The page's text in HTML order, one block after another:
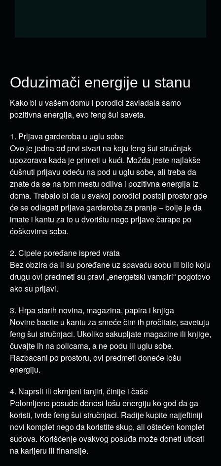
Oduzimači energije u stanu
Kako bi u vašem domu i porodici zavladala samo
pozitivna energija, evo feng šui saveta.
1. Prljava garderoba u uglu sobe
Ovo je jedna od prvi stvari na koju feng šui stručnjak
upozorava kada je primeti u kući. Možda jeste najlakše
ćušnuti prljavu odeću na pod u uglu sobe, ali treba da
znate da se na tom mestu odliva i pozitivna energija iz
doma. Trebalo bi da u svakoj porodici postoji prostor gde
će se odlagati prljava garderoba za pranje – bolje je da
imate i kantu za to u dvorištu nego prljave čarape po
ćoškovima soba.
2. Cipele poređane ispred vrata
Bez obzira da li su poređane uz spavaću sobu ili bilo koju
drugu ovi predmeti su pravi „energetski vampiri“ pogotovo
ako su prljavi.
3. Hrpa starih novina, magazina, papira i knjiga
Novine bacite u kantu za smeće čim ih pročitate, savetuju
feng šui stručnjaci. Ukoliko sakupljate magazine ili knjige,
čuvajte ih na policama, a ne podu ili uglu sobe.
Razbacani po prostoru, ovi predmeti doneće lošu
energiju.
4. Naprsli ili okrnjeni tanjiri, činije i čaše
Polomljeno posuđe donosi lošu energiju ko god da ga
koristi, tvrde feng šui stručnjaci. Radije kupite najjeftiniji
novi komplet nego da koristite skup, ali oštećen komplet
sudova. Korišćenje ovakvog posuđa može doneti uticati
na karijeru ili finansije.